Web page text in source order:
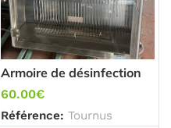
Armoire de désinfection
60.00€
Référence: Tournus